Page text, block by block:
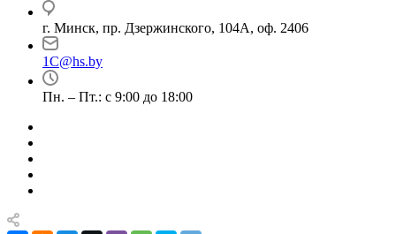
г. Минск, пр. Дзержинского, 104А, оф. 2406
1C@hs.by
Пн. – Пт.: с 9:00 до 18:00